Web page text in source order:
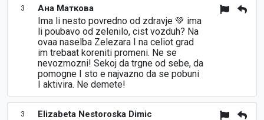
3 Ана Маткова
Ima li nesto povredno od zdravje 💚 ima
li poubavo od zelenilo, cist vozduh? Na
ovaa naselba Zelezara I na celiot grad
im trebaat koreniti promeni. Ne se
nevozmozni! Sekoj da trgne od sebe, da
pomogne I sto e najvazno da se pobuni
I aktivira. Ne demete!
3 Elizabeta Nestoroska Dimic